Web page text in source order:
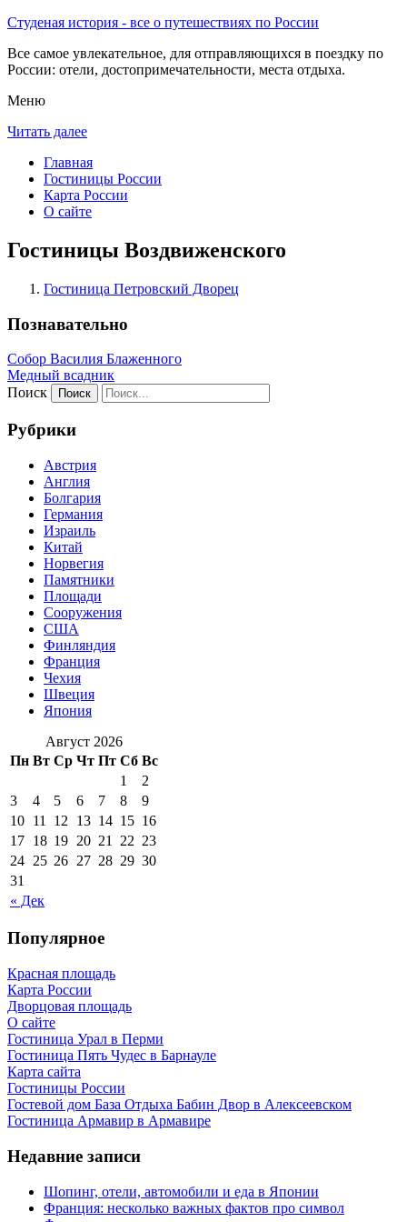
Студеная история - все о путешествиях по России
Все самое увлекательное, для отправляющихся в поездку по
России: отели, достопримечательности, места отдыха.
Меню
Читать далее
Главная
Гостиницы России
Карта России
О сайте
Гостиницы Воздвиженского
Гостиница Петровский Дворец
Познавательно
Собор Василия Блаженного
Медный всадник
Поиск
Рубрики
Австрия
Англия
Болгария
Германия
Израиль
Китай
Норвегия
Памятники
Площади
Сооружения
США
Финляндия
Франция
Чехия
Швеция
Япония
Август 2026
Пн Вт Ср Чт Пт Сб Вс
« Дек
1
2
3
4 5 6 7 8
9
10 11 12 13 14 15 16
17 18 19 20 21 22 23
24 25 26 27 28 29 30
31
Популярное
Красная площадь
Карта России
Дворцовая площадь
О сайте
Гостиница Урал в Перми
Гостиница Пять Чудес в Барнауле
Карта сайта
Гостиницы России
Гостевой дом База Отдыха Бабин Двор в Алексеевском
Гостиница Армавир в Армавире
Недавние записи
Шопинг, отели, автомобили и еда в Японии
Франция: несколько важных фактов про символ